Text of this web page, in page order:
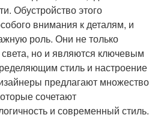
Обустройство этого
внимания к деталям, и
роль. Они не только
света, но и являются ключевым
стиль и настроение
предлагают множество
сочетают
и современный стиль.